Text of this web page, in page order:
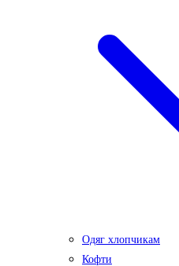
Одяг хлопчикам
Кофти